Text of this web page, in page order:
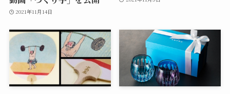
2021年11月14日